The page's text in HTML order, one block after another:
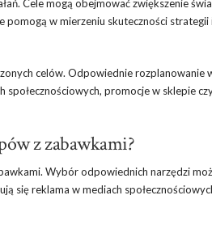
Cele mogą obejmować zwiększenie
pomogą w mierzeniu skuteczności
celów. Odpowiednie rozplanowanie
promocje w sklepie
z zabawkami?
Wybór odpowiednich narzędzi
się reklama w mediach